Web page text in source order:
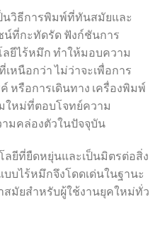
นวิธีการพิมพ์ที่ทันสมัยและ
ที่กะทัดรัด ฟังก์ชันการ
ยีไร้หมึก ทำให้มอบความ
หนือกว่า ไม่ว่าจะเพื่อการ
หรือการเดินทาง เครื่องพิมพ์
ใหม่ที่ตอบโจทย์ความ
มคล่องตัวในปัจจุบัน
ลยีที่ยืดหยุ่นและเป็นมิตรต่อสิ่ง
บไร้หมึกจึงโดดเด่นในฐานะ
สมัยสำหรับผู้ใช้งานยุคใหม่ทั่ว